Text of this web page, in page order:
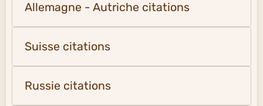
Allemagne - Autriche citations
Suisse citations
Russie citations